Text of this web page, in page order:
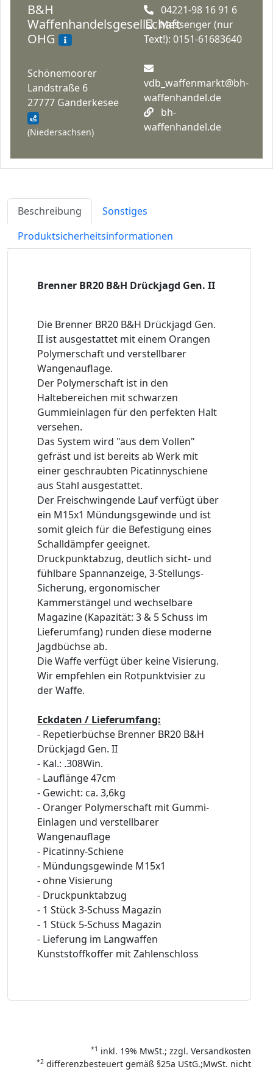
B&H
Waffenhandelsgesellschaft
OHG
Schönemoorer
Landstraße 6
27777 Ganderkesee
(Niedersachsen)
04221-98 16 91 6
Messenger (nur
Text!): 0151-61683640
vdb_waffenmarkt@bh-
waffenhandel.de
bh-
waffenhandel.de
Beschreibung
Sonstiges
Produktsicherheitsinformationen
Brenner BR20 B&H Drückjagd Gen. II
Die Brenner BR20 B&H Drückjagd Gen.
II ist ausgestattet mit einem Orangen
Polymerschaft und verstellbarer
Wangenauflage.
Der Polymerschaft ist in den
Haltebereichen mit schwarzen
Gummieinlagen für den perfekten Halt
versehen.
Das System wird "aus dem Vollen"
gefräst und ist bereits ab Werk mit
einer geschraubten Picatinnyschiene
aus Stahl ausgestattet.
Der Freischwingende Lauf verfügt über
ein M15x1 Mündungsgewinde und ist
somit gleich für die Befestigung eines
Schalldämpfer geeignet.
Druckpunktabzug, deutlich sicht- und
fühlbare Spannanzeige, 3-Stellungs-
Sicherung, ergonomischer
Kammerstängel und wechselbare
Magazine (Kapazität: 3 & 5 Schuss im
Lieferumfang) runden diese moderne
Jagdbüchse ab.
Die Waffe verfügt über keine Visierung.
Wir empfehlen ein Rotpunktvisier zu
der Waffe.
Eckdaten / Lieferumfang:
- Repetierbüchse Brenner BR20 B&H
Drückjagd Gen. II
- Kal.: .308Win.
- Lauflänge 47cm
- Gewicht: ca. 3,6kg
- Oranger Polymerschaft mit Gummi-
Einlagen und verstellbarer
Wangenauflage
- Picatinny-Schiene
- Mündungsgewinde M15x1
- ohne Visierung
- Druckpunktabzug
- 1 Stück 3-Schuss Magazin
- 1 Stück 5-Schuss Magazin
- Lieferung im Langwaffen
Kunststoffkoffer mit Zahlenschloss
*1 inkl. 19% MwSt.; zzgl. Versandkosten
*2 differenzbesteuert gemäß §25a UStG.;MwSt. nicht